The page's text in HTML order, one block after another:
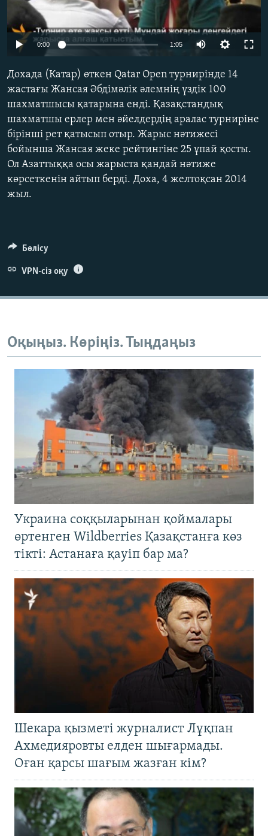
ЖАЗЫЛЫҢЫЗ
Басқа тілдерде
0:00 1:05
Дохада (Катар) өткен Qatar Open турнирінде 14
жастағы Жансая Әбдімәлік әлемнің үздік 100
шахматшысы қатарына енді. Қазақстандық
шахматшы ерлер мен әйелдердің аралас турниріне
бірінші рет қатысып отыр. Жарыс нәтижесі
бойынша Жансая жеке рейтингіне 25 ұпай қосты.
Ол Азаттыққа осы жарыста қандай нәтиже
көрсеткенін айтып берді. Доха, 4 желтоқсан 2014
жыл.
Бөлісу
VPN-сіз оқу
Оқыңыз. Көріңіз. Тыңдаңыз
Украина соққыларынан қоймалары
өртенген Wildberries Қазақстанға көз
тікті: Астанаға қауіп бар ма?
Шекара қызметі журналист Лұқпан
Ахмедияровты елден шығармады.
Оған қарсы шағым жазған кім?